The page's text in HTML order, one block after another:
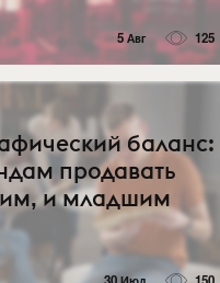
5 Авг 125
баланс:
продавать
и младшим